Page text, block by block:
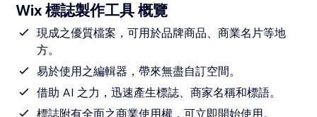
Wix 標誌製作工具 概覽
現成之優質檔案，可用於品牌商品、商業名片等地
方。
易於使用之編輯器，帶來無盡自訂空間。
借助 AI 之力，迅速產生標誌、商家名稱和標語。
標誌附有全面之商業使用權，可立即開始使用。